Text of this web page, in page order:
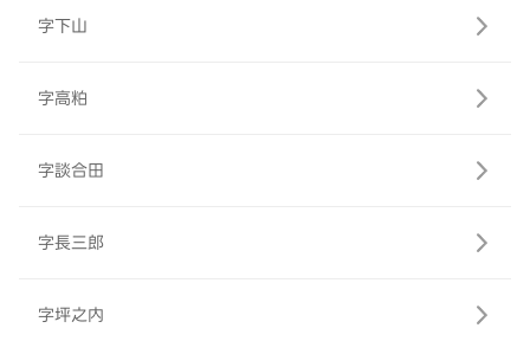
字下山
字高粕
字談合田
字長三郎
字坪之内